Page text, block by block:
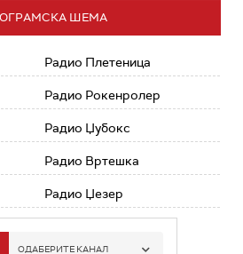
ШЕМА
Радио Плетеница
Радио Рокенролер
Радио Џубокс
Радио Вртешка
Радио Џезер
ОДАБЕРИТЕ КАНАЛ